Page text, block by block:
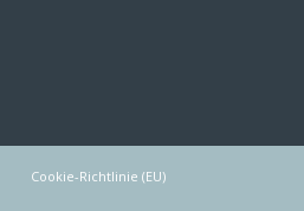
Cookie-Richtlinie (EU)